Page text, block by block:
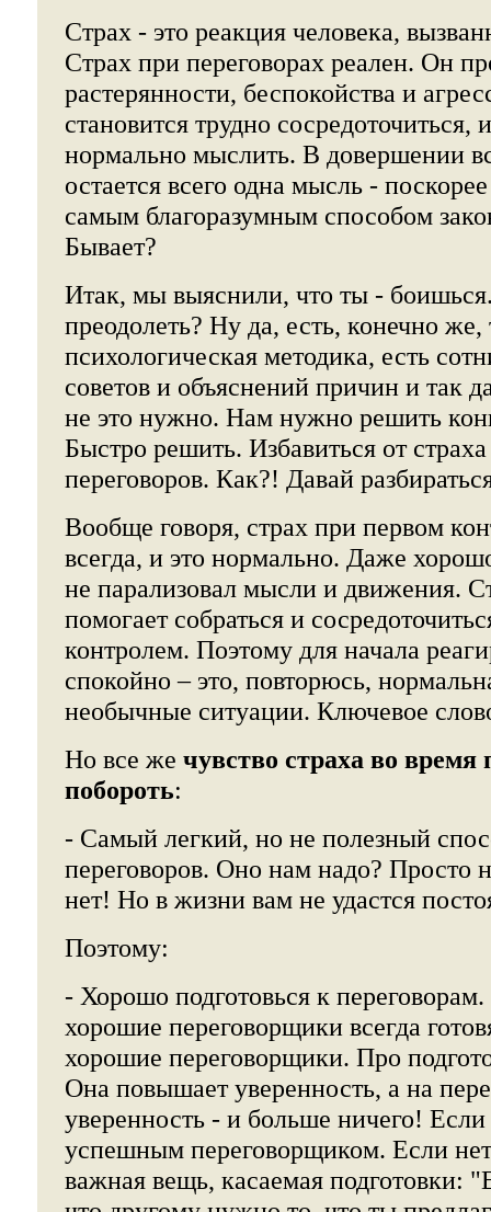
Страх - это реакция человека,
Страх при переговорах реален. Он
растерянности, беспокойства и
становится трудно сосредоточиться,
нормально мыслить. В довершении
остается всего одна мысль -
самым благоразумным способом
Бывает?
Итак, мы выяснили, что ты -
преодолеть? Ну да, есть, конечно
психологическая методика, есть
советов и объяснений причин и так
не это нужно. Нам нужно решить
Быстро решить. Избавиться от
переговоров. Как?! Давай
Вообще говоря, страх при первом
всегда, и это нормально. Даже
не парализовал мысли и движения.
помогает собраться и
контролем. Поэтому для начала
спокойно – это, повторюсь,
необычные ситуации. Ключевое
Но все же чувство страха во время
побороть:
- Самый легкий, но не полезный
переговоров. Оно нам надо? Просто
нет! Но в жизни вам не удастся
Поэтому:
- Хорошо подготовься к
хорошие переговорщики всегда
хорошие переговорщики. Про
Она повышает уверенность, а на
уверенность - и больше ничего!
успешным переговорщиком. Если
важная вещь, касаемая подготовки: